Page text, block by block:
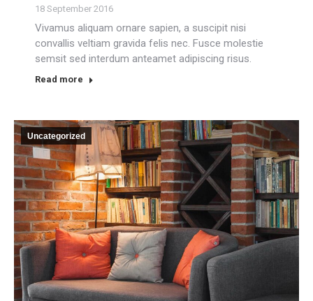
18 September 2016
Vivamus aliquam ornare sapien, a suscipit nisi
convallis veltiam gravida felis nec. Fusce molestie
semsit sed interdum anteamet adipiscing risus.
Read more
Uncategorized